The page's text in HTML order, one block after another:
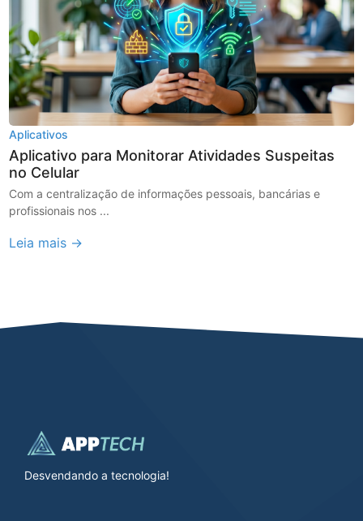
Aplicativos
Aplicativo para Monitorar Atividades Suspeitas
no Celular
Com a centralização de informações pessoais, bancárias e
profissionais nos ...
Leia mais →
Desvendando a tecnologia!